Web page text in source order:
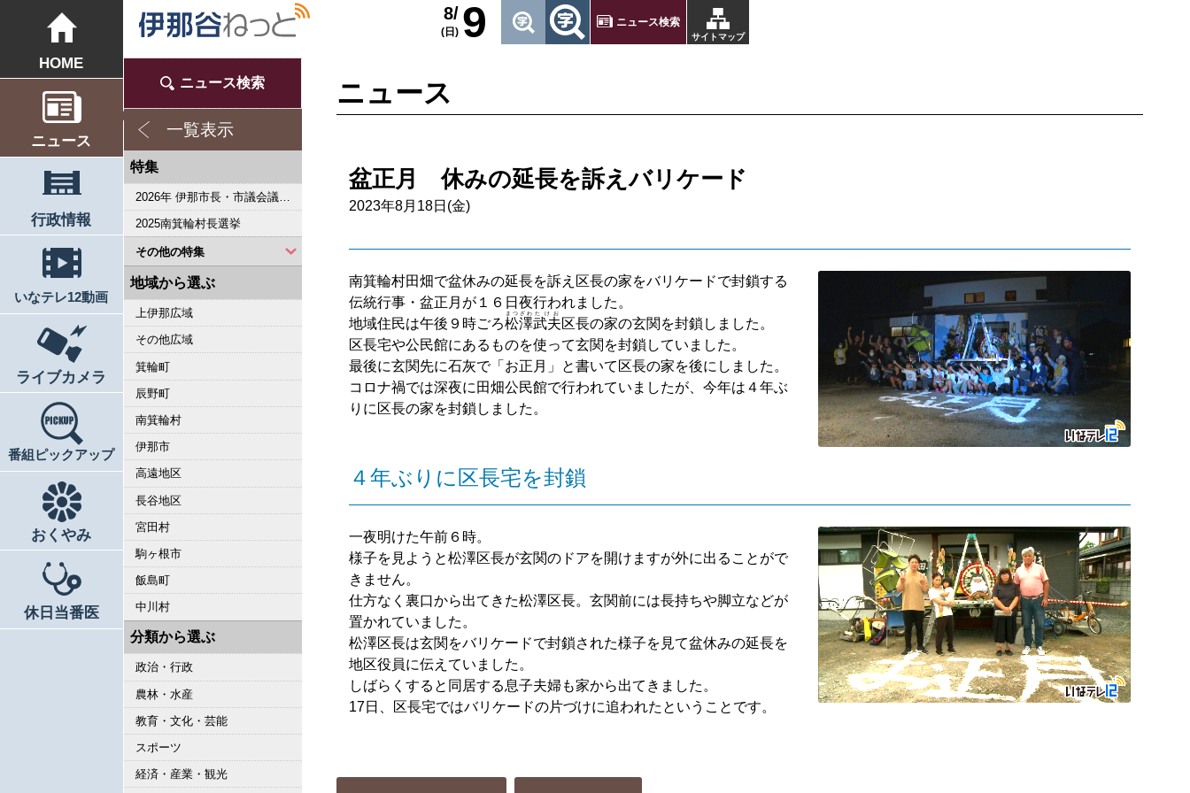
サイトマップ
ニュース検索
9
8/
(日)
HOME
ニュース
行政情報
いなテレ12動画
ライブカメラ
番組ピックアップ
おくやみ
休日当番医
ニュース検索
一覧表示
特集
2026年 伊那市長・市議会議員選挙
2025南箕輪村長選挙
その他の特集
2023県議会議員選挙
2023箕輪町議選・南箕輪村議選
2022箕輪町長選挙
2022伊那市長選挙・伊那市議会議員選挙
2021南箕輪村長選・村議補欠選挙
2019箕輪町議選・南箕輪村議選
2019県議会議員選挙
2018伊那市長選・市議選
桜シリーズ2018
桜シリーズ2017
2015県議会議員選挙
2014箕輪町長選挙
東日本大震災から４年 ３．１１の今
2014伊那市長選・市議選
南アルプス国立公園指定５０周年記念特集
桜シリーズ2014
カメラリポート
東日本大震災から３年 ３．１１の今
上伊那 医師不足問題
新ごみ中間処理施設
伊那市長・市議選
朝の学舎
記者室
伊那谷1年365人
輝く経営者～その後
花ロマン
伝承 上伊那の50年
伝承 上伊那経済の牽引者たち
シリーズ 上伊那経済時事対談
人・森・農… 新しい地域社会をめざして
駒ヶ根市長選挙
2007年 県議会議員選挙
権兵衛トンネル開通1周年
豪雨被害
南大東島―伊那 1000キロを越える交流
新伊那市誕生へ
伊那谷 耐震強度偽装問題
2005年衆院選
その他
地域から選ぶ
上伊那広域
その他広域
箕輪町
辰野町
南箕輪村
伊那市
高遠地区
長谷地区
宮田村
駒ヶ根市
飯島町
中川村
分類から選ぶ
政治・行政
農林・水産
教育・文化・芸能
スポーツ
経済・産業・観光
ニュース
盆正月 休みの延長を訴えバリケード
2023年8月18日(金)
南箕輪村田畑で盆休みの延長を訴え区長の家をバリケードで封鎖する
伝統行事・盆正月が１６日夜行われました。
地域住民は午後９時ごろ松澤
まつざわ
武夫
たけお
区長の家の玄関を封鎖しました。
区長宅や公民館にあるものを使って玄関を封鎖していました。
最後に玄関先に石灰で「お正月」と書いて区長の家を後にしました。
コロナ禍では深夜に田畑公民館で行われていましたが、今年は４年ぶ
りに区長の家を封鎖しました。
４年ぶりに区長宅を封鎖
一夜明けた午前６時。
様子を見ようと松澤区長が玄関のドアを開けますが外に出ることがで
きません。
仕方なく裏口から出てきた松澤区長。玄関前には長持ちや脚立などが
置かれていました。
松澤区長は玄関をバリケードで封鎖された様子を見て盆休みの延長を
地区役員に伝えていました。
しばらくすると同居する息子夫婦も家から出てきました。
17日、区長宅ではバリケードの片づけに追われたということです。